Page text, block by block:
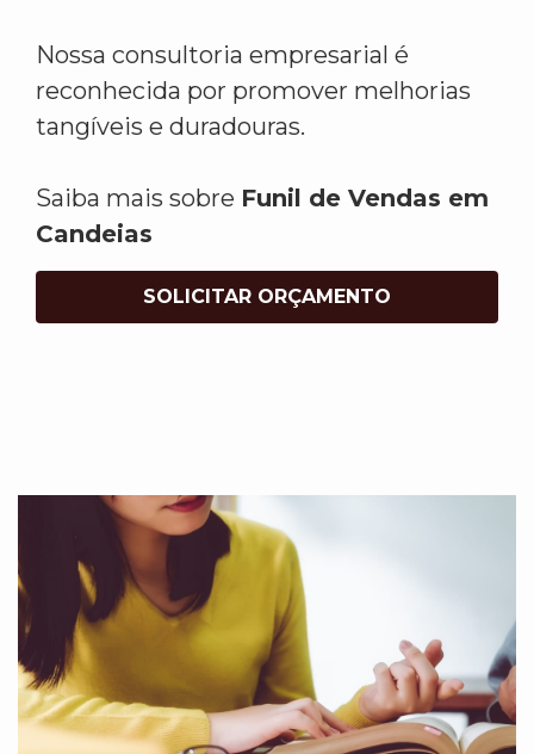
Nossa consultoria empresarial é
reconhecida por promover melhorias
tangíveis e duradouras.
Saiba mais sobre Funil de Vendas em
Candeias
SOLICITAR ORÇAMENTO